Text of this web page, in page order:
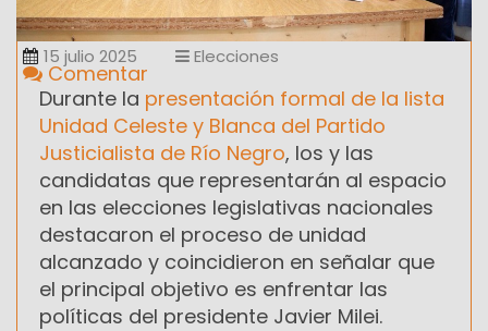
15 julio 2025 Elecciones
Comentar
Durante la presentación formal de la lista
Unidad Celeste y Blanca del Partido
Justicialista de Río Negro, los y las
candidatas que representarán al espacio
en las elecciones legislativas nacionales
destacaron el proceso de unidad
alcanzado y coincidieron en señalar que
el principal objetivo es enfrentar las
políticas del presidente Javier Milei.